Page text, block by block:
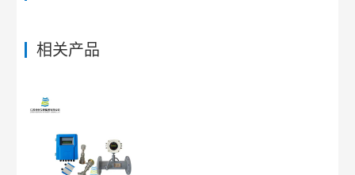
相关产品